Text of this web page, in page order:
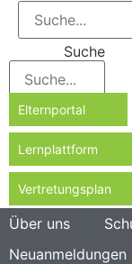
Suche
Elternportal
Lernplattform
Vertretungsplan
Über uns
Neuanmeldungen